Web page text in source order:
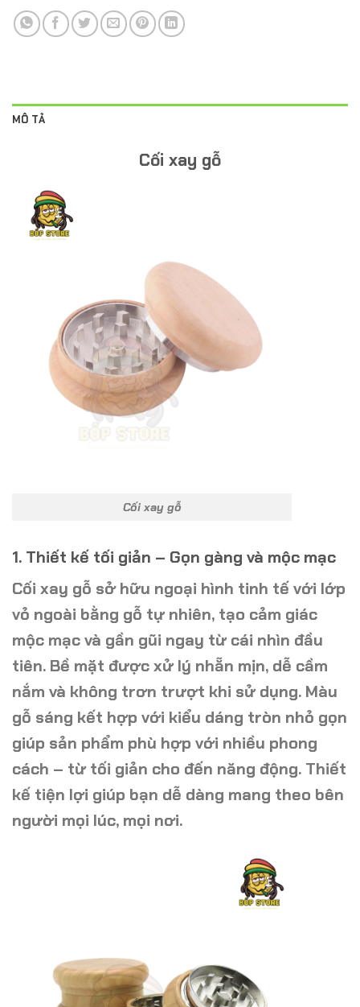
MÔ TẢ
Cối xay gỗ
Cối xay gỗ
1. Thiết kế tối giản – Gọn gàng và mộc mạc
Cối xay gỗ sở hữu ngoại hình tinh tế với lớp
vỏ ngoài bằng gỗ tự nhiên, tạo cảm giác
mộc mạc và gần gũi ngay từ cái nhìn đầu
tiên. Bề mặt được xử lý nhẵn mịn, dễ cầm
nắm và không trơn trượt khi sử dụng. Màu
gỗ sáng kết hợp với kiểu dáng tròn nhỏ gọn
giúp sản phẩm phù hợp với nhiều phong
cách – từ tối giản cho đến năng động. Thiết
kế tiện lợi giúp bạn dễ dàng mang theo bên
người mọi lúc, mọi nơi.